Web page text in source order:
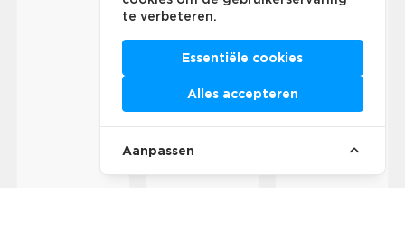
te verbeteren.
Essentiële cookies
Alles accepteren
Aanpassen